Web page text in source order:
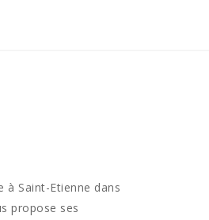
à Saint-Etienne dans
propose ses